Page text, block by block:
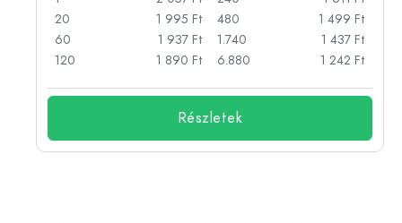
20
1 995 Ft
60
1 937 Ft
120
1 890 Ft
480
1 499 Ft
1.740
1 437 Ft
6.880
1 242 Ft
Részletek